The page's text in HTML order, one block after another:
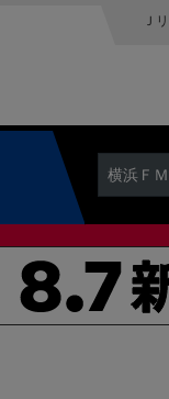
Ｊ
横浜ＦＭ